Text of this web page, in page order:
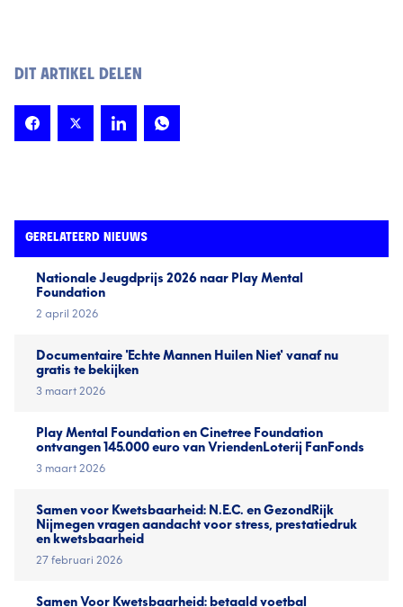
DIT ARTIKEL DELEN
GERELATEERD NIEUWS
Nationale Jeugd­prijs 2026 naar Play Mental
Foundation
2 april 2026
Documentaire 'Echte Mannen Huilen Niet' vanaf nu
gratis te bekijken
3 maart 2026
Play Mental Foundation en Cinetree Foundation
ontvangen 145.000 euro van VriendenLoterij FanFonds
3 maart 2026
Samen voor Kwetsbaarheid: N.E.C. en GezondRijk
Nijmegen vragen aandacht voor stress, prestatiedruk
en kwetsbaarheid
27 februari 2026
Samen Voor Kwetsbaarheid: betaald voetbal